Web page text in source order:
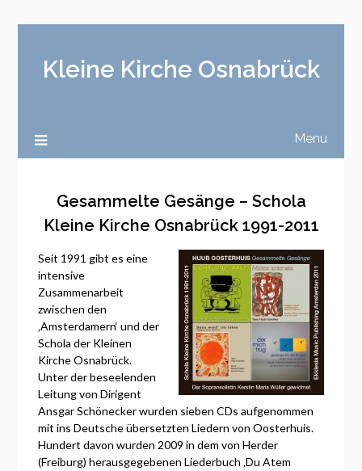
Kleine Kirche Osnabrück
Menu
Gesammelte Gesänge – Schola
Kleine Kirche Osnabrück 1991-2011
Seit 1991 gibt es eine
intensive
Zusammenarbeit
zwischen den
‚Amsterdamern‘ und der
Schola der Kleinen
Kirche Osnabrück.
Unter der beseelenden
Leitung von Dirigent
Ansgar Schönecker wurden sieben CDs aufgenommen
mit ins Deutsche übersetzten Liedern von Oosterhuis.
Hundert davon wurden 2009 in dem von Herder
(Freiburg) herausgegebenen Liederbuch ‚Du Atem